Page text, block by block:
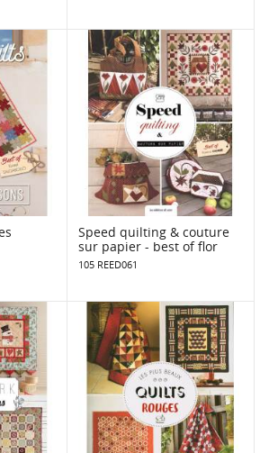
Speed quilting & couture
sur papier - best of flor
105 REED061